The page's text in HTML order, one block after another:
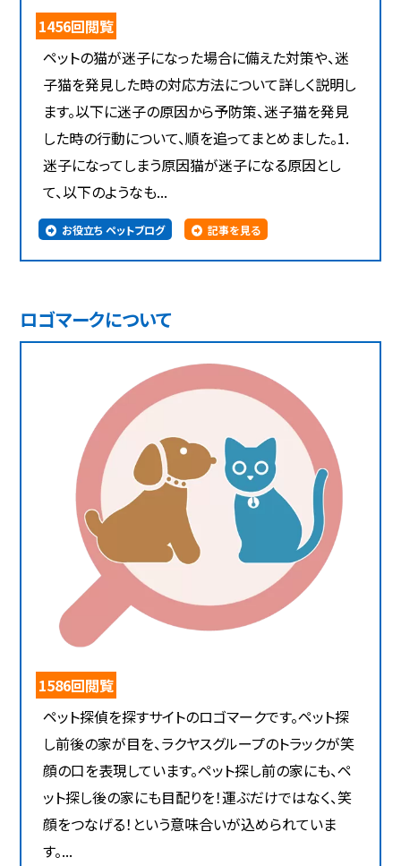
1456回閲覧
ペットの猫が迷子になった場合に備えた対策や、迷
子猫を発見した時の対応方法について詳しく説明し
ます。以下に迷子の原因から予防策、迷子猫を発見
した時の行動について、順を追ってまとめました。1.
迷子になってしまう原因猫が迷子になる原因とし
て、以下のようなも...
お役立ち ペットブログ 記事を見る
ロゴマークについて
1586回閲覧
ペット探偵を探すサイトのロゴマークです。ペット探
し前後の家が目を、ラクヤスグループのトラックが笑
顔の口を表現しています。ペット探し前の家にも、ペ
ット探し後の家にも目配りを！運ぶだけではなく、笑
顔をつなげる！という意味合いが込められていま
す。...